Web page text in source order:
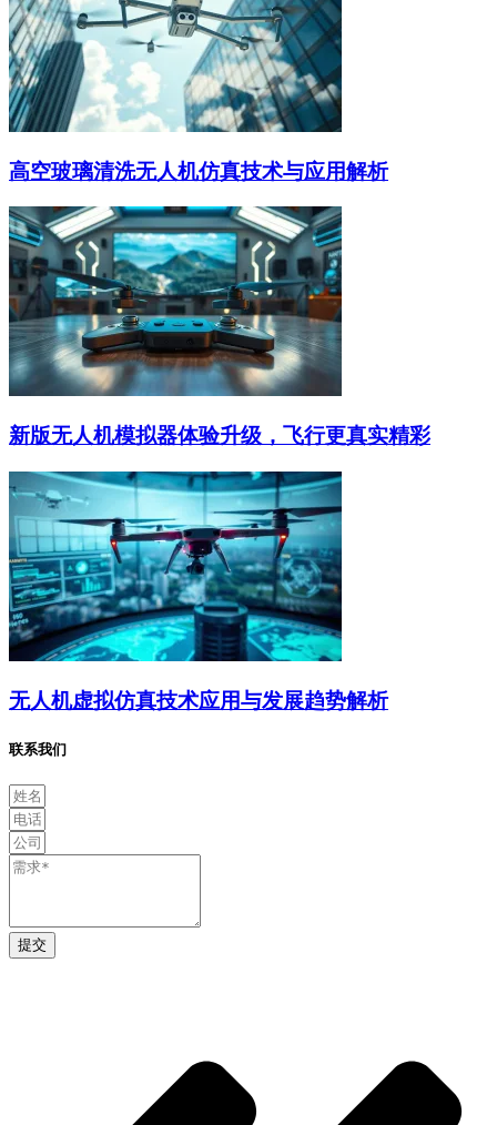
高空玻璃清洗无人机仿真技术与应用解析
新版无人机模拟器体验升级，飞行更真实精彩
无人机虚拟仿真技术应用与发展趋势解析
联系我们
提交